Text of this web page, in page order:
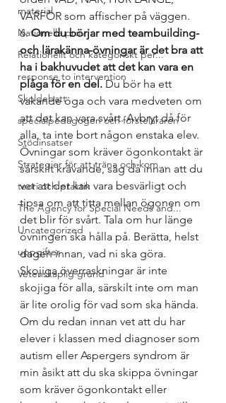
material
Nationella prov
Relationellt och kategoriskt per...
response to intervention
Skoldebatt
specialpedagogen och försteläraren
Stödinsatser
Strategier för att träna och kom...
teori och praktik
The Agency for Special Needs and...
Uncategorized
uppgifter
Vetenskaplig grund
VARFÖR som affischer på väggen.
6. Om du börjar med teambuilding-
och lärakänna-övningar är det bra att
ha i bakhuvudet att det kan vara en
plåga för en del. Du bör ha ett
vakande öga och vara medveten om
att det kan vara svårt. Avbryt då för
alla, ta inte bort någon enstaka elev.
Övningar som kräver ögonkontakt är
särskilt krävande, säg då innan att du
vet att det kan vara besvärligt och
tipsa om att titta mellan ögonen om
det blir för svårt. Tala om hur länge
övningen ska hålla på. Berätta, helst
dagen innan, vad ni ska göra.
Skojiga överraskningar är inte
skojiga för alla, särskilt inte om man
är lite orolig för vad som ska hända.
Om du redan innan vet att du har
elever i klassen med diagnoser som
autism eller Aspergers syndrom är
min åsikt att du ska skippa övningar
som kräver ögonkontakt eller